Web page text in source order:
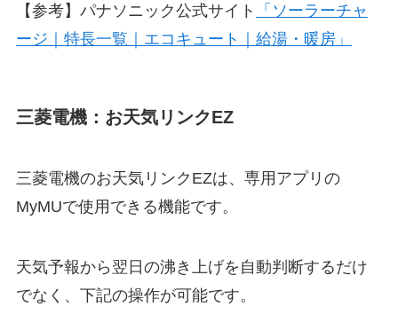
【参考】パナソニック公式サイト
「ソーラーチャ
ージ｜特長一覧｜エコキュート｜給湯・暖房」
三菱電機：お天気リンクEZ
三菱電機のお天気リンクEZは、専用アプリの
MyMUで使用できる機能です。
天気予報から翌日の沸き上げを自動判断するだけ
でなく、下記の操作が可能です。